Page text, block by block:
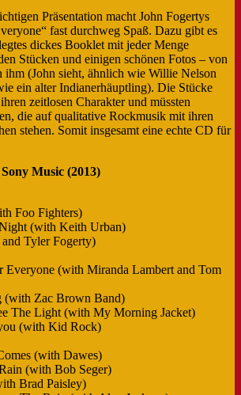
Präsentation macht John Fogertys
fast durchweg Spaß. Dazu gibt es
dickes Booklet mit jeder Menge
Stücken und einigen schönen Fotos – von
ihm (John sieht, ähnlich wie Willie Nelson
ein alter Indianerhäuptling). Die Stücke
zeitlosen Charakter und müssten
die auf qualitative Rockmusik mit ihren
stehen. Somit insgesamt eine echte CD für
Music (2013)
Foo Fighters)
(with Keith Urban)
Tyler Fogerty)
Everyone (with Miranda Lambert and Tom
(with Zac Brown Band)
The Light (with My Morning Jacket)
(with Kid Rock)
(with Dawes)
(with Bob Seger)
Brad Paisley)